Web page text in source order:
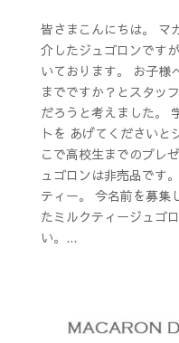
皆さまこんにちは。 マ
介したジュゴロンです
いております。 お子様
までですか？とスタッ
だろうと考えました。
トを あげてくださいと
こで高校生までのプレ
ュゴロンは非売品です
ティー。 今名前を募集
たミルクティージュゴ
い。...